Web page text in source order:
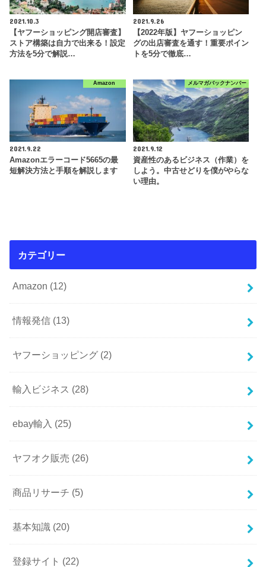
2021.10.3
【ヤフーショッピング開店審査】
ストア構築は自力で出来る！設定
方法を5分で解説…
2021.9.26
【2022年版】ヤフーショッピン
グの出店審査を通す！重要ポイン
トを5分で徹底…
Amazon
2021.9.22
Amazonエラーコード5665の最
短解決方法と手順を解説します
メルマガバックナンバー
2021.9.12
資産性のあるビジネス（作業）を
しよう。中古せどりを僕がやらな
い理由。
カテゴリー
Amazon (12)
情報発信 (13)
ヤフーショッピング (2)
輸入ビジネス (28)
ebay輸入 (25)
ヤフオク販売 (26)
商品リサーチ (5)
基本知識 (20)
登録サイト (22)